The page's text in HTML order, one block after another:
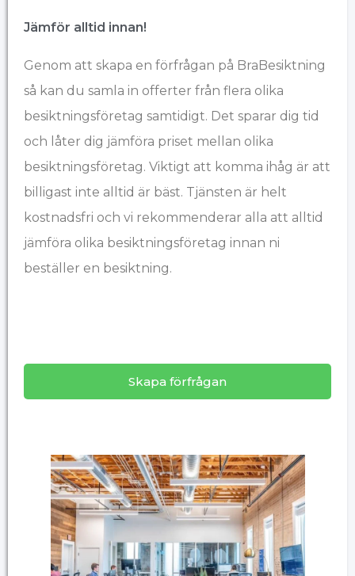
Jämför alltid innan!
Genom att skapa en förfrågan på BraBesiktning
så kan du samla in offerter från flera olika
besiktningsföretag samtidigt. Det sparar dig tid
och låter dig jämföra priset mellan olika
besiktningsföretag. Viktigt att komma ihåg är att
billigast inte alltid är bäst. Tjänsten är helt
kostnadsfri och vi rekommenderar alla att alltid
jämföra olika besiktningsföretag innan ni
beställer en besiktning.
Skapa förfrågan